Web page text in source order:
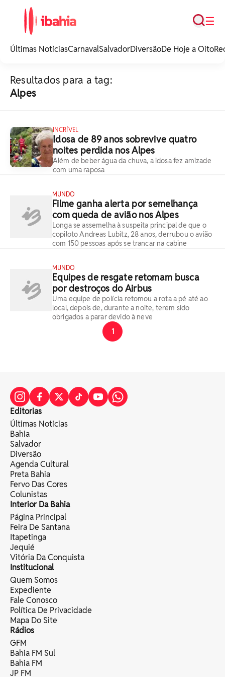
noticias e
☰
Busca
Últimas NotíciasCarnavalSalvadorDiversãoDe Hoje a Oito
Resultados para a tag:
Alpes
INCRÍVEL
Idosa de 89 anos sobrevive quatro
noites perdida nos Alpes
Além de beber água da chuva, a idosa fez amizade
com uma raposa
MUNDO
Filme ganha alerta por semelhança
com queda de avião nos Alpes
Longa se assemelha à suspeita principal de que o
copiloto Andreas Lubitz, 28 anos, derrubou o avião
com 150 pessoas após se trancar na cabine
MUNDO
Equipes de resgate retomam busca
por destroços do Airbus
Uma equipe de polícia retomou a rota a pé até ao
local, depois de, durante a noite, terem sido
obrigados a parar devido à neve
1
Editorias
Últimas Notícias
Bahia
Salvador
Diversão
Agenda Cultural
Preta Bahia
Fervo Das Cores
Colunistas
Interior Da Bahia
Página Principal
Feira De Santana
Itapetinga
Jequié
Vitória Da Conquista
Institucional
Quem Somos
Expediente
Fale Conosco
Política De Privacidade
Mapa Do Site
Rádios
GFM
Bahia FM Sul
Bahia FM
JP FM